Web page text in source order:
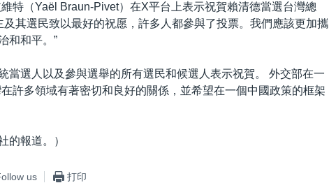
特（Yaël Braun-Pivet）在X平台上表示祝賀賴清德當選台灣總
及其選民致以最好的祝愿，許多人都參與了投票。我們應該更加攜
和和平。”
當選人以及參與選舉的所有選民和候選人表示祝賀。 外交部在一
許多領域有著密切和良好的關係，並希望在一個中國政策的框架
的報道。）
us 打印